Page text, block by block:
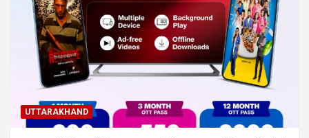
UTTARAKHAND